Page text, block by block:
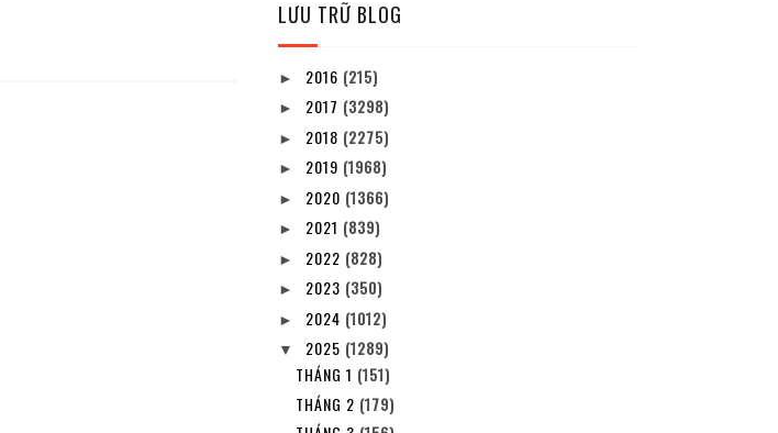
LƯU TRỮ BLOG
► 2016 (215)
► 2017 (3298)
► 2018 (2275)
► 2019 (1968)
► 2020 (1366)
► 2021 (839)
► 2022 (828)
► 2023 (350)
► 2024 (1012)
▼ 2025 (1289)
THÁNG 1 (151)
THÁNG 2 (179)